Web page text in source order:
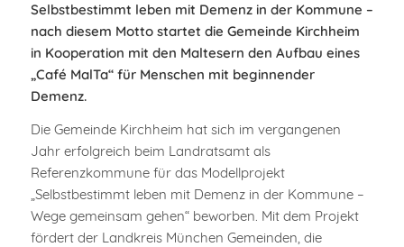
Selbstbestimmt leben mit Demenz in der Kommune –
nach diesem Motto startet die Gemeinde Kirchheim
in Kooperation mit den Maltesern den Aufbau eines
„Café MalTa“ für Menschen mit beginnender
Demenz.
Die Gemeinde Kirchheim hat sich im vergangenen
Jahr erfolgreich beim Landratsamt als
Referenzkommune für das Modellprojekt
„Selbstbestimmt leben mit Demenz in der Kommune –
Wege gemeinsam gehen“ beworben. Mit dem Projekt
fördert der Landkreis München Gemeinden, die